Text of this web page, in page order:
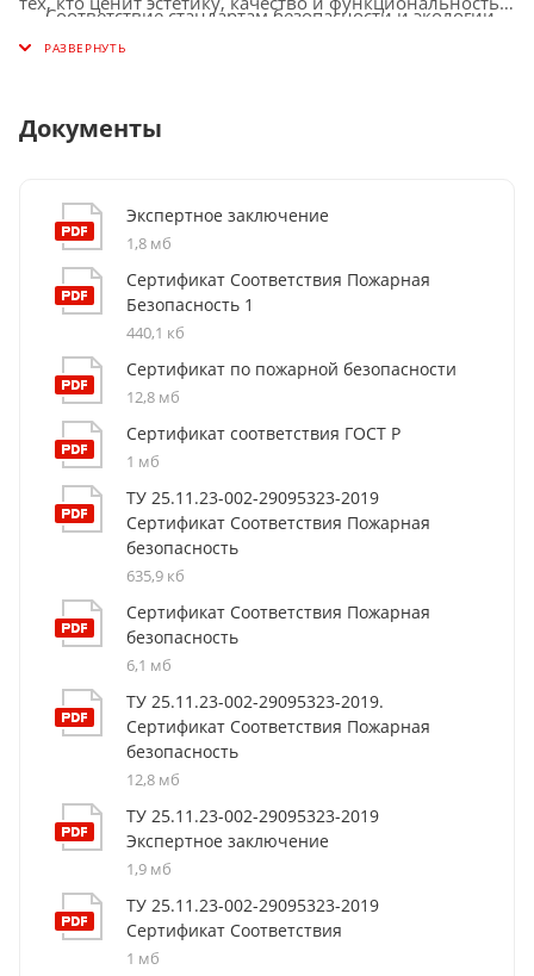
Соответствие стандартам безопасности и экологии
Документы
Экспертное заключение
1,8 мб
Сертификат Соответствия Пожарная
Безопасность 1
440,1 кб
Сертификат по пожарной безопасности
12,8 мб
Сертификат соответствия ГОСТ Р
1 мб
ТУ 25.11.23-002-29095323-2019
Сертификат Соответствия Пожарная
безопасность
635,9 кб
Сертификат Соответствия Пожарная
безопасность
6,1 мб
ТУ 25.11.23-002-29095323-2019.
Сертификат Соответствия Пожарная
безопасность
12,8 мб
ТУ 25.11.23-002-29095323-2019
Экспертное заключение
1,9 мб
ТУ 25.11.23-002-29095323-2019
Сертификат Соответствия
1 мб